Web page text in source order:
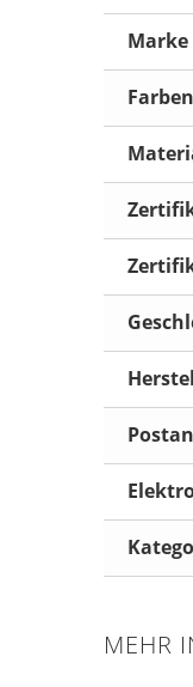
Marke
Farben
MEHR